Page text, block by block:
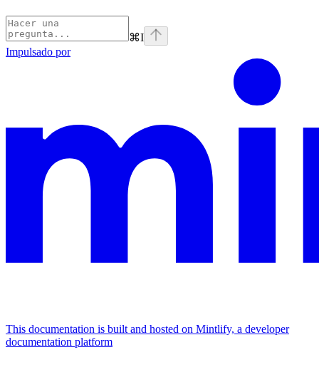
⌘I
Impulsado por
This documentation is built and hosted on Mintlify, a developer
documentation platform